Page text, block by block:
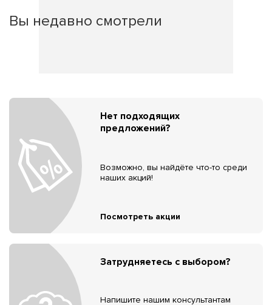
Вы недавно смотрели
Нет подходящих
предложений?
Возможно, вы найдёте что-то среди
наших акций!
Посмотреть акции
Затрудняетесь с выбором?
Напишите нашим консультантам